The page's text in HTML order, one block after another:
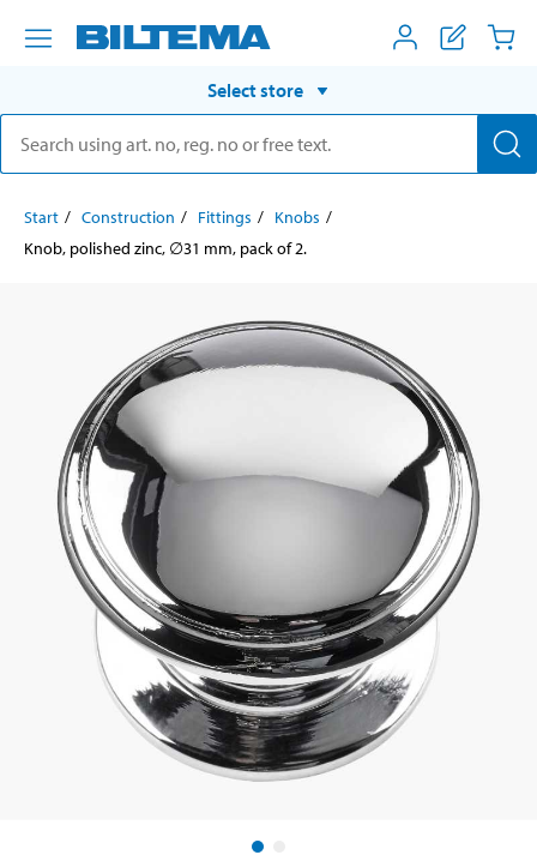
Select store
Start Construction Fittings
Knobs
Knob, polished zinc, ∅31 mm, pack of 2.